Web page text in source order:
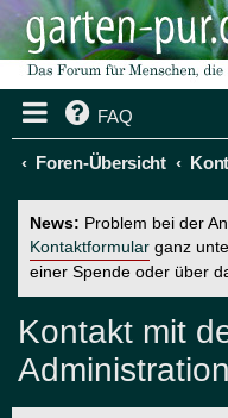
FAQ
Foren-Übersicht
News: Problem bei der
Kontaktformular ganz
einer Spende oder über
Kontakt mit